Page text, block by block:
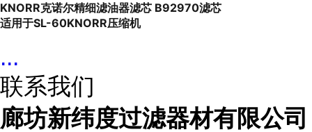
KNORR克诺尔精细滤油器滤芯 B92970滤芯
适用于SL-60KNORR压缩机
...
联系我们
廊坊新纬度过滤器材有限公司